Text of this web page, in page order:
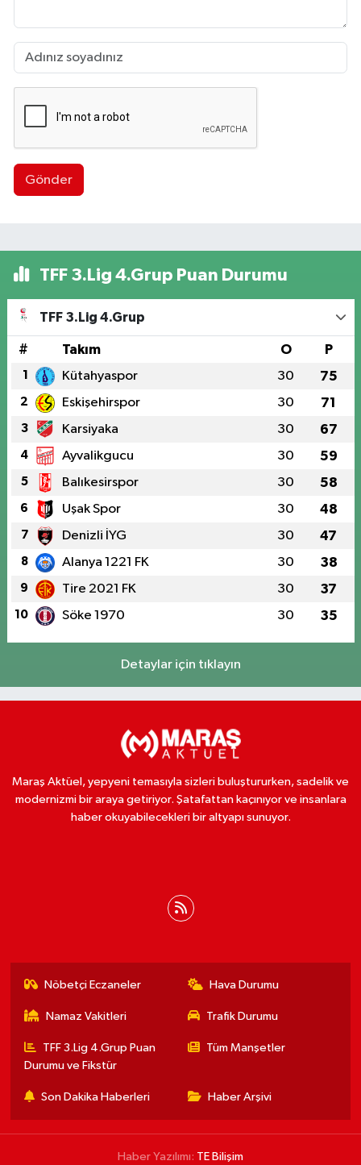
Gönder
TFF 3.Lig 4.Grup Puan Durumu
TFF 3.Lig 4.Grup
# Takım O P
1 Kütahyaspor 30 75
2 Eskişehirspor 30 71
3 Karsiyaka 30 67
4 Ayvalikgucu 30 59
5 Balıkesirspor 30 58
6 Uşak Spor 30 48
7 Denizli İYG 30 47
8 Alanya 1221 FK 30 38
9 Tire 2021 FK 30 37
10 Söke 1970 30 35
Detaylar için tıklayın
Maraş Aktüel, yepyeni temasıyla sizleri buluştururken, sadelik ve
modernizmi bir araya getiriyor. Şatafattan kaçınıyor ve insanlara
haber okuyabilecekleri bir altyapı sunuyor.
Nöbetçi Eczaneler Hava Durumu
Namaz Vakitleri Trafik Durumu
TFF 3.Lig 4.Grup Puan
Durumu ve Fikstür
Tüm Manşetler
Son Dakika Haberleri Haber Arşivi
Haber Yazılımı: TE Bilişim